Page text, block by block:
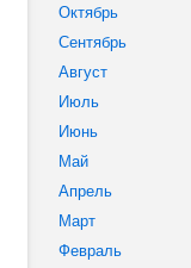
Октябрь
Сентябрь
Август
Июль
Июнь
Май
Апрель
Март
Февраль